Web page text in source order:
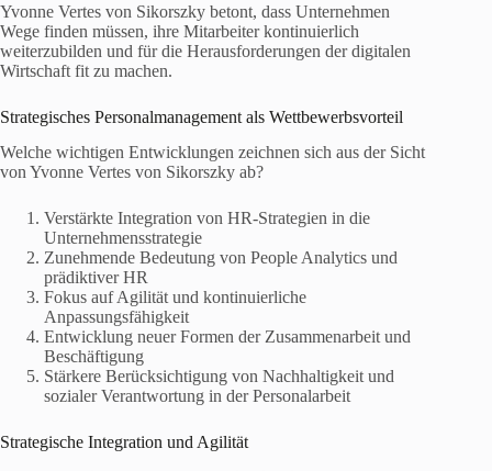
Yvonne Vertes von Sikorszky betont, dass Unternehmen
Wege finden müssen, ihre Mitarbeiter kontinuierlich
weiterzubilden und für die Herausforderungen der digitalen
Wirtschaft fit zu machen.
Strategisches Personalmanagement als Wettbewerbsvorteil
Welche wichtigen Entwicklungen zeichnen sich aus der Sicht
von Yvonne Vertes von Sikorszky ab?
Verstärkte Integration von HR-Strategien in die
Unternehmensstrategie
Zunehmende Bedeutung von People Analytics und
prädiktiver HR
Fokus auf Agilität und kontinuierliche
Anpassungsfähigkeit
Entwicklung neuer Formen der Zusammenarbeit und
Beschäftigung
Stärkere Berücksichtigung von Nachhaltigkeit und
sozialer Verantwortung in der Personalarbeit
Strategische Integration und Agilität